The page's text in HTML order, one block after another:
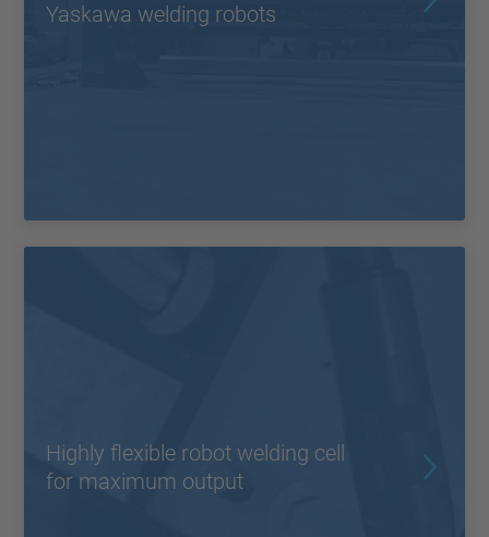
Yaskawa welding robots
Highly flexible robot welding cell
for maximum output